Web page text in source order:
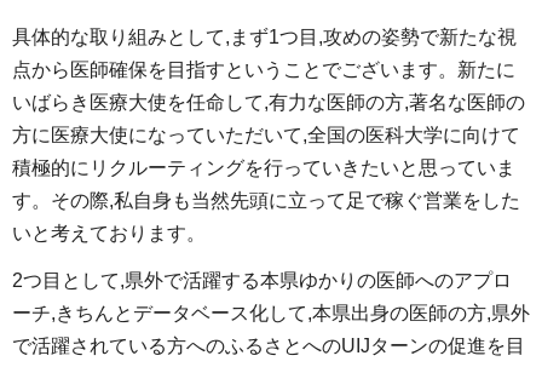
具体的な取り組みとして,まず1つ目,攻めの姿勢で新たな視
点から医師確保を目指すということでございます。新たに
いばらき医療大使を任命して,有力な医師の方,著名な医師の
方に医療大使になっていただいて,全国の医科大学に向けて
積極的にリクルーティングを行っていきたいと思っていま
す。その際,私自身も当然先頭に立って足で稼ぐ営業をした
いと考えております。
2つ目として,県外で活躍する本県ゆかりの医師へのアプロ
ーチ,きちんとデータベース化して,本県出身の医師の方,県外
で活躍されている方へのふるさとへのUIJターンの促進を目